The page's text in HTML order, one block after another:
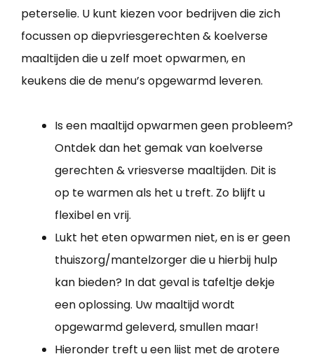
peterselie. U kunt kiezen voor bedrijven die zich
focussen op diepvriesgerechten & koelverse
maaltijden die u zelf moet opwarmen, en
keukens die de menu’s opgewarmd leveren.
Is een maaltijd opwarmen geen probleem?
Ontdek dan het gemak van koelverse
gerechten & vriesverse maaltijden. Dit is
op te warmen als het u treft. Zo blijft u
flexibel en vrij.
Lukt het eten opwarmen niet, en is er geen
thuiszorg/mantelzorger die u hierbij hulp
kan bieden? In dat geval is tafeltje dekje
een oplossing. Uw maaltijd wordt
opgewarmd geleverd, smullen maar!
Hieronder treft u een lijst met de grotere